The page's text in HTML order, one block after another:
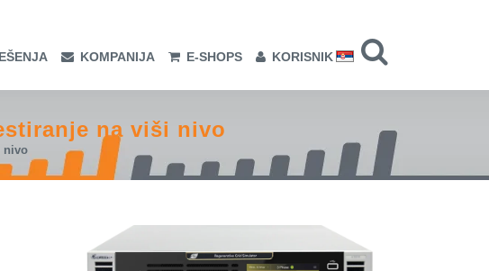
KOMPANIJA E-SHOPS KORISNIK
na viši nivo
nivo